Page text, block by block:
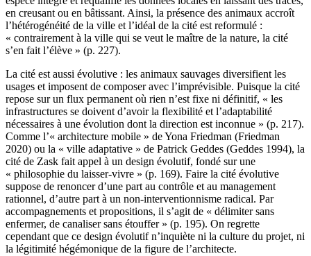
en creusant ou en bâtissant. Ainsi, la présence des animaux accroît
l’hétérogénéité de la ville et l’idéal de la cité est reformulé :
« contrairement à la ville qui se veut le maître de la nature, la cité
s’en fait l’élève » (p. 227).
La cité est aussi évolutive : les animaux sauvages diversifient les
usages et imposent de composer avec l’imprévisible. Puisque la cité
repose sur un flux permanent où rien n’est fixe ni définitif, « les
infrastructures se doivent d’avoir la flexibilité et l’adaptabilité
nécessaires à une évolution dont la direction est inconnue » (p. 217).
Comme l’« architecture mobile » de Yona Friedman (Friedman
2020) ou la « ville adaptative » de Patrick Geddes (Geddes 1994), la
cité de Zask fait appel à un design évolutif, fondé sur une
« philosophie du laisser-vivre » (p. 169). Faire la cité évolutive
suppose de renoncer d’une part au contrôle et au management
rationnel, d’autre part à un non-interventionnisme radical. Par
accompagnements et propositions, il s’agit de « délimiter sans
enfermer, de canaliser sans étouffer » (p. 195). On regrette
cependant que ce design évolutif n’inquiète ni la culture du projet, ni
la légitimité hégémonique de la figure de l’architecte.